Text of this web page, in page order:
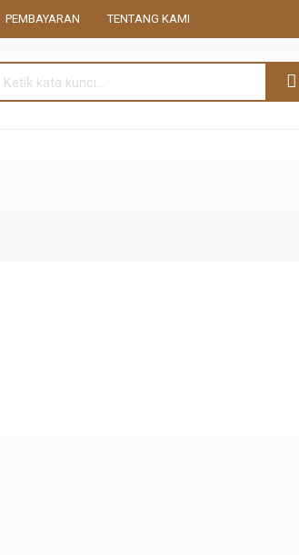
PEMBAYARAN TENTANG KAMI